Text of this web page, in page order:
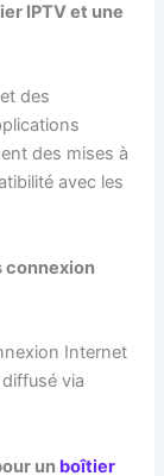
IPTV et une
des
des mises à
avec les
connexion
Internet
via
un boîtier